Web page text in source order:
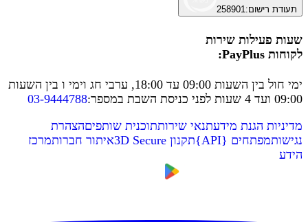
תעודת רישום:
258901
שעות פעילות שירות
לקוחות PayPlus:
ימי חול בין השעות 09:00 עד 18:00, ערבי חג וימי ו בין השעות
09:00 ועד 4 שעות לפני כניסת השבת במספר
:
03-9444788
מדיניות הגנת מידעתנאי שירותתוכנית שותפיםהצהרת
נגישותמפתחים {
API
}תקנון 3D Secure איתור חברותמרכז
הידע